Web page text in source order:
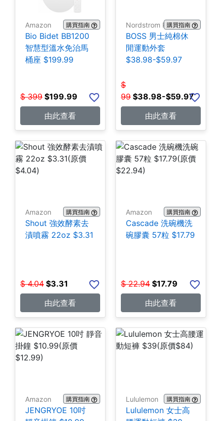
Amazon 購買指南
Bio Bidet BB1200
智慧型溫水免治馬
桶座 $199.99
$ 399 $199.99
由此查看
Nordstrom Rack購買指南
BOSS 男士純棉休
閒運動外套
$38.98-$59.97
$
99 $38.98-$59.97
由此查看
Amazon 購買指南
Shout 強效酵素去
漬噴霧 22oz $3.31
$ 4.04 $3.31
由此查看
Amazon 購買指南
Cascade 洗碗機洗
碗膠囊 57粒 $17.79
$ 22.94 $17.79
由此查看
Amazon 購買指南
JENGRYOE 10吋
Lululemon 購買指南
Lululemon 女士高